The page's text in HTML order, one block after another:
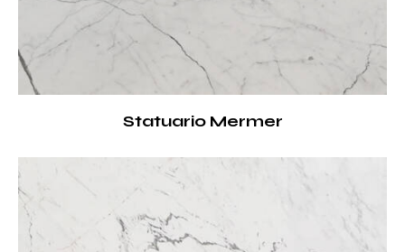
Statuario Mermer